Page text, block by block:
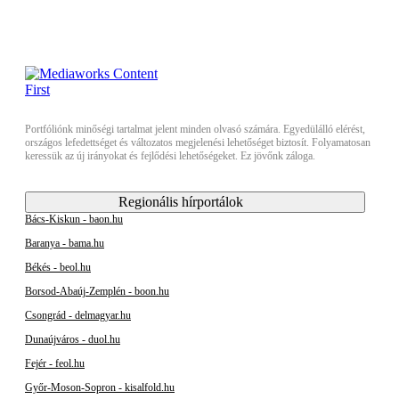
Portfóliónk minőségi tartalmat jelent minden olvasó számára. Egyedülálló elérést,
országos lefedettséget és változatos megjelenési lehetőséget biztosít. Folyamatosan
keressük az új irányokat és fejlődési lehetőségeket. Ez jövőnk záloga.
Regionális hírportálok
Bács-Kiskun - baon.hu
Baranya - bama.hu
Békés - beol.hu
Borsod-Abaúj-Zemplén - boon.hu
Csongrád - delmagyar.hu
Dunaújváros - duol.hu
Fejér - feol.hu
Győr-Moson-Sopron - kisalfold.hu